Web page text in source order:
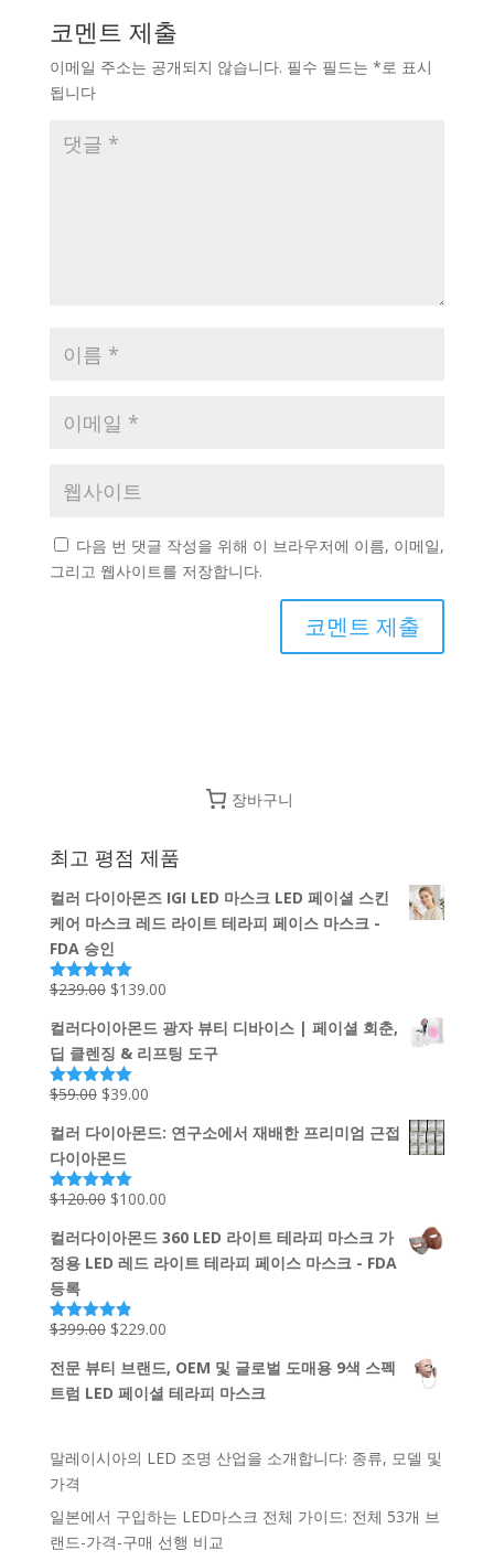
코멘트 제출
이메일 주소는 공개되지 않습니다. 필수 필드는 *로 표시
됩니다
다음 번 댓글 작성을 위해 이 브라우저에 이름, 이메일,
그리고 웹사이트를 저장합니다.
장바구니
최고 평점 제품
컬러 다이아몬즈 IGI LED 마스크 LED 페이셜 스킨
케어 마스크 레드 라이트 테라피 페이스 마스크 -
FDA 승인
5 중에서
됨
$239.00 원
가
격:
$239.00.
$139.00현
가
격:
컬러다이아몬드 광자 뷰티 디바이스 | 페이셜 회춘,
딥 클렌징 & 리프팅 도구
5 중에서
됨
$59.00 원
가
격:
$59.00.
$39.00현
가
$39.00.
컬러 다이아몬드: 연구소에서 재배한 프리미엄 근접
다이아몬드
5 중에서
됨
$120.00 원
가
격:
$120.00.
$100.00현
가
격:
컬러다이아몬드 360 LED 라이트 테라피 마스크 가
정용 LED 레드 라이트 테라피 페이스 마스크 - FDA
등록
5 중에서
가됨
$399.00 원
가
격:
$229.00현
가
격:
전문 뷰티 브랜드, OEM 및 글로벌 도매용 9색 스펙
트럼 LED 페이셜 테라피 마스크
말레이시아의 LED 조명 산업을 소개합니다: 종류, 모델 및
가격
일본에서 구입하는 LED마스크 전체 가이드: 전체 53개 브
랜드-가격-구매 선행 비교